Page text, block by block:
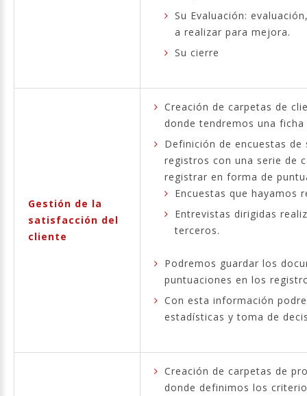
Su Evaluación:
a realizar para mejora.
Su cierre
Gestión de la
satisfacción del
cliente
Creación de carpetas de
donde tendremos una ficha
Definición de encuestas
registros con una serie de
registrar en forma de
Encuestas que hayamos
Entrevistas dirigidas
terceros.
Podremos guardar los
puntuaciones en los
Con esta información
estadísticas y toma de
Creación de carpetas de
donde definimos los